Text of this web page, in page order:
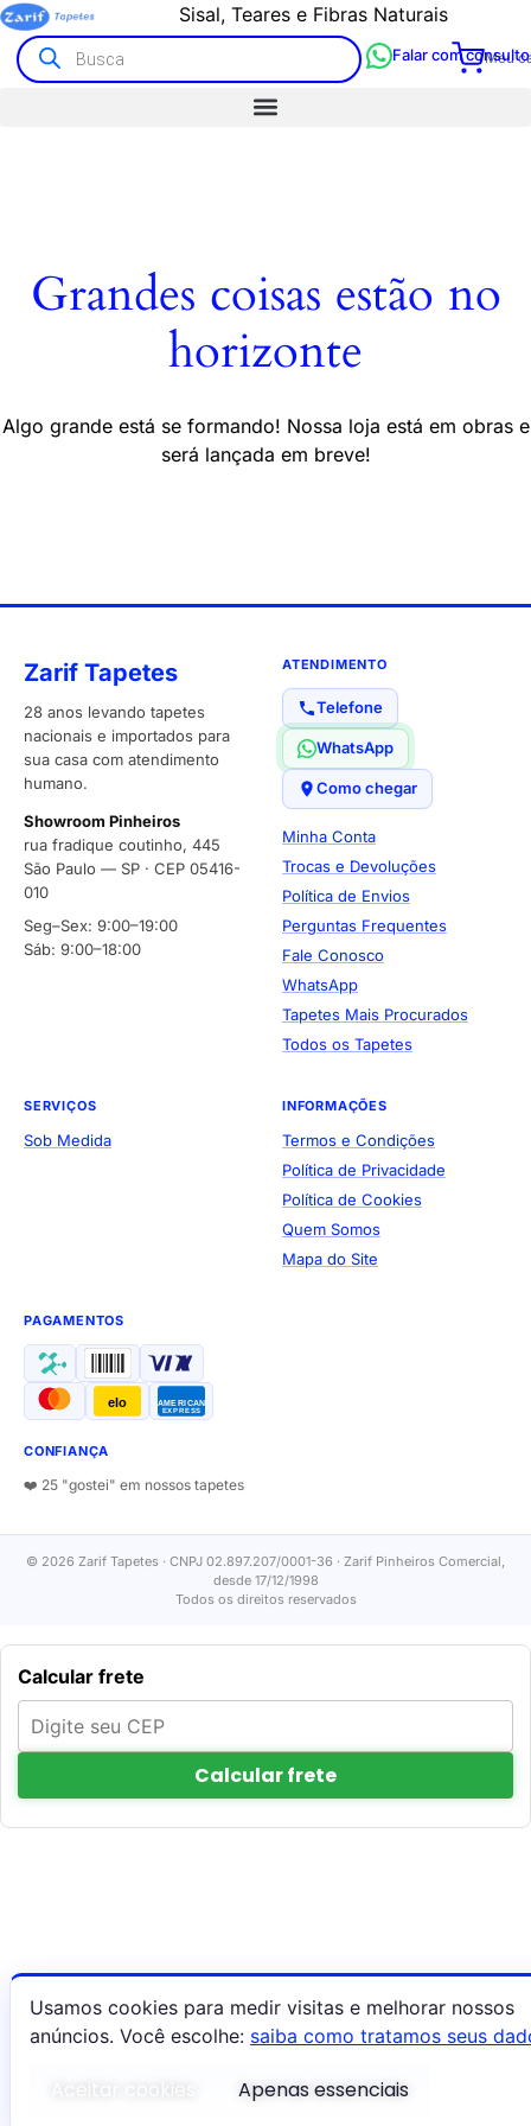
Sisal, Teares e Fibras Naturais
Meu
Falar com
Grandes coisas estão no
horizonte
Algo grande está se formando! Nossa loja está em obras e
será lançada em breve!
Zarif Tapetes
28 anos levando tapetes
nacionais e importados para
sua casa com atendimento
humano.
Showroom Pinheiros
rua fradique coutinho, 445
São Paulo — SP · CEP 05416-
010
Seg–Sex: 9:00–19:00
Sáb: 9:00–18:00
ATENDIMENTO
Telefone
WhatsApp
Como chegar
Minha Conta
Trocas e Devoluções
Política de Envios
Perguntas Frequentes
Fale Conosco
WhatsApp
Tapetes Mais Procurados
Todos os Tapetes
SERVIÇOS
Sob Medida
INFORMAÇÕES
Termos e Condições
Política de Privacidade
Política de Cookies
Quem Somos
Mapa do Site
PAGAMENTOS
elo AMERICAN
EXPRESS
CONFIANÇA
❤️ 25 "gostei" em nossos tapetes
© 2026 Zarif Tapetes · CNPJ 02.897.207/0001-36 · Zarif Pinheiros Comercial,
desde 17/12/1998
Todos os direitos reservados
Calcular frete
Calcular frete
Usamos cookies para medir visitas e melhorar nossos
anúncios. Você escolhe: saiba como tratamos seus
Apenas essenciais